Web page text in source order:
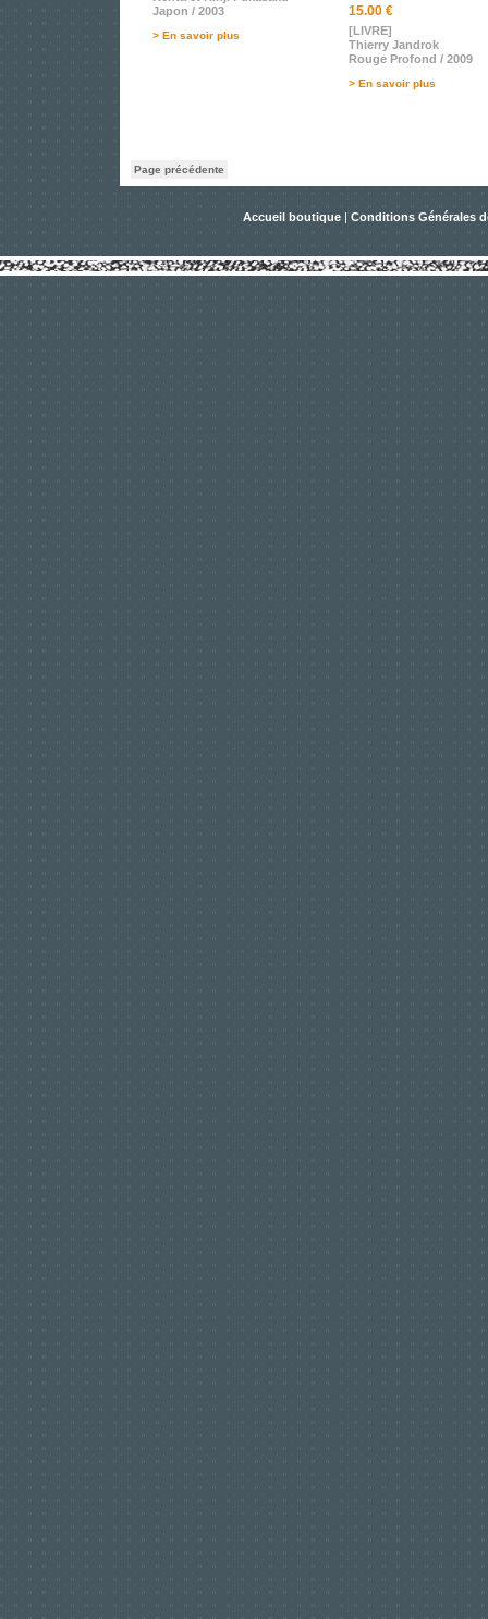
Japon / 2003
> En savoir plus
15.00 €
[LIVRE]
Thierry Jandrok
Rouge Profond / 2009
> En savoir plus
Page précédente
Accueil boutique | Conditions Générales